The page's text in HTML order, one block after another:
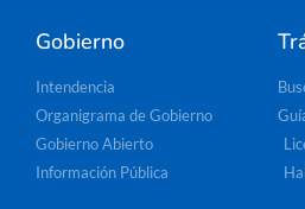
Gobierno
Intendencia
Organigrama de Gobierno
Gobierno Abierto
Información Pública